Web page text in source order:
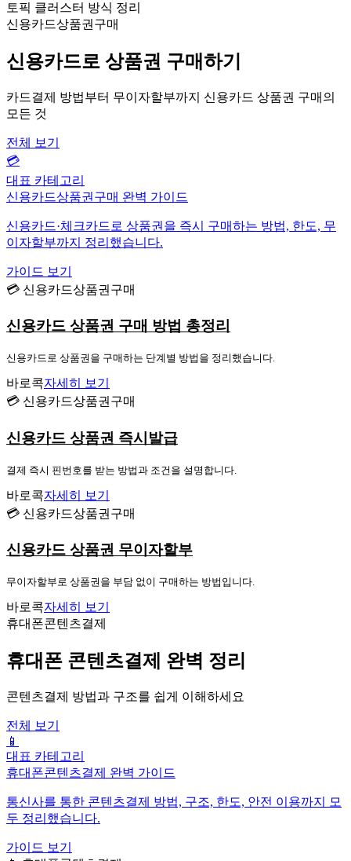
토픽 클러스터 방식 정리
신용카드상품권구매
신용카드로 상품권 구매하기
카드결제 방법부터 무이자할부까지 신용카드 상품권 구매의
모든 것
전체 보기
💳
대표 카테고리
신용카드상품권구매 완벽 가이드
신용카드·체크카드로 상품권을 즉시 구매하는 방법, 한도, 무
이자할부까지 정리했습니다.
가이드 보기
💳 신용카드상품권구매
신용카드 상품권 구매 방법 총정리
신용카드로 상품권을 구매하는 단계별 방법을 정리했습니다.
바로콕자세히 보기
💳 신용카드상품권구매
신용카드 상품권 즉시발급
결제 즉시 핀번호를 받는 방법과 조건을 설명합니다.
바로콕자세히 보기
💳 신용카드상품권구매
신용카드 상품권 무이자할부
무이자할부로 상품권을 부담 없이 구매하는 방법입니다.
바로콕자세히 보기
휴대폰콘텐츠결제
휴대폰 콘텐츠결제 완벽 정리
콘텐츠결제 방법과 구조를 쉽게 이해하세요
전체 보기
📱
대표 카테고리
휴대폰콘텐츠결제 완벽 가이드
통신사를 통한 콘텐츠결제 방법, 구조, 한도, 안전 이용까지 모
두 정리했습니다.
가이드 보기